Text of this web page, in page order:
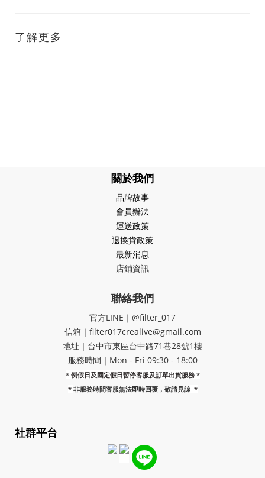
了解更多
關於我們
品牌故事
會員辦法
運送政策
退換貨政策
最新消息
店鋪資訊
聯絡我們
官方LINE｜@filter_017
信箱｜filter017crealive@gmail.com
地址｜​台中市東區台中路71巷28號1樓
服務時間｜Mon - Fri 09:30 - 18:00
* 例假日及國定假日暫停客服及訂單出貨服務 *
* 非服務時間客服無法即時回覆，敬請見諒 *
社群平台